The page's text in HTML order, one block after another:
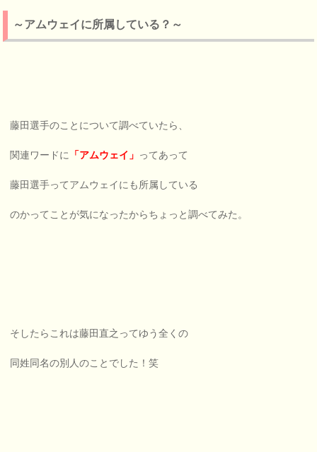
～アムウェイに所属している？～
藤田選手のことについて調べていたら、
関連ワードに 「アムウェイ」 ってあって
藤田選手ってアムウェイにも所属している
のかってことが気になったからちょっと調べてみた。
そしたらこれは藤田直之ってゆう全くの
同姓同名の別人のことでした！笑